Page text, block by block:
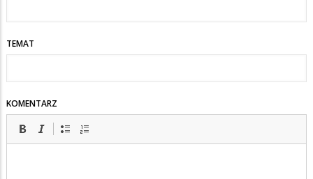
TEMAT
KOMENTARZ